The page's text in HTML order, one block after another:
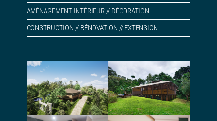
AMÉNAGEMENT INTÉRIEUR // DÉCORATION
CONSTRUCTION // RÉNOVATION // EXTENSION
Conception et
permis d’une
maison en paille
porteuse
Permis de
construire pour
une maison dans
la jungle